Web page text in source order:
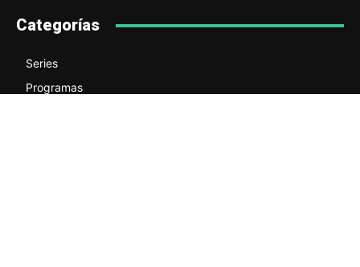
Categorías
Series
Programas